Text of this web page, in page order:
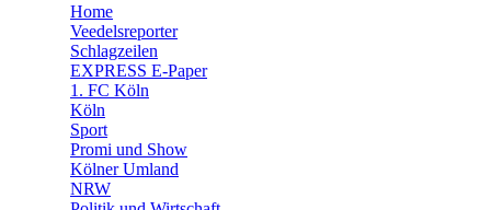
Home
Veedelsreporter
Schlagzeilen
EXPRESS E-Paper
1. FC Köln
Köln
Sport
Promi und Show
Kölner Umland
NRW